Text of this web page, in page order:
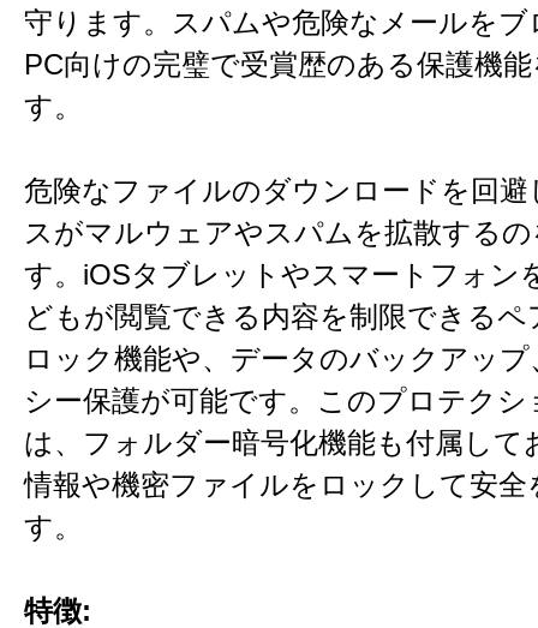
守ります。スパムや危険なメールを
PC向けの完璧で受賞歴のある保護機
す。
危険なファイルのダウンロードを回避
スがマルウェアやスパムを拡散する
す。iOSタブレットやスマートフォン
どもが閲覧できる内容を制限できる
ロック機能や、データのバックアッ
シー保護が可能です。このプロテクシ
は、フォルダー暗号化機能も付属して
情報や機密ファイルをロックして安全
す。
特徴: